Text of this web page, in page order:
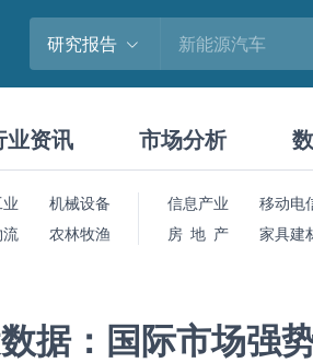
研究报告
业资讯 市场分析
机械设备
流 农林牧渔
信息产业 移动电
房 地 产
家具建
据：国际市场强